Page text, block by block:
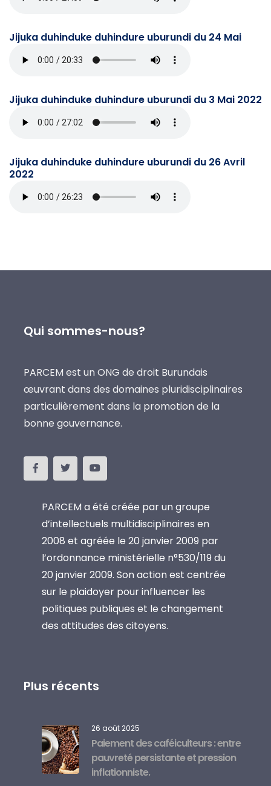
Jijuka duhinduke duhindure uburundi du 24 Mai
Jijuka duhinduke duhindure uburundi du 3 Mai 2022
Jijuka duhinduke duhindure uburundi du 26 Avril
2022
Qui sommes-nous?
PARCEM est un ONG de droit Burundais
œuvrant dans des domaines pluridisciplinaires
particulièrement dans la promotion de la
bonne gouvernance.
PARCEM a été créée par un groupe
d’intellectuels multidisciplinaires en
2008 et agréée le 20 janvier 2009 par
l’ordonnance ministérielle n°530/119 du
20 janvier 2009. Son action est centrée
sur le plaidoyer pour influencer les
politiques publiques et le changement
des attitudes des citoyens.
Plus récents
26 août 2025
Paiement des caféiculteurs : entre
pauvreté persistante et pression
inflationniste.